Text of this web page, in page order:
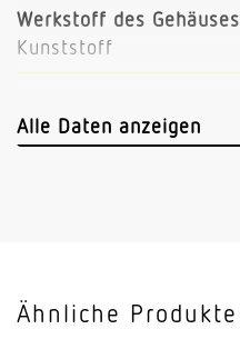
Werkstoff des Gehäuses
Kunststoff
Silber
Alle Daten anzeigen
Ähnliche Produkte